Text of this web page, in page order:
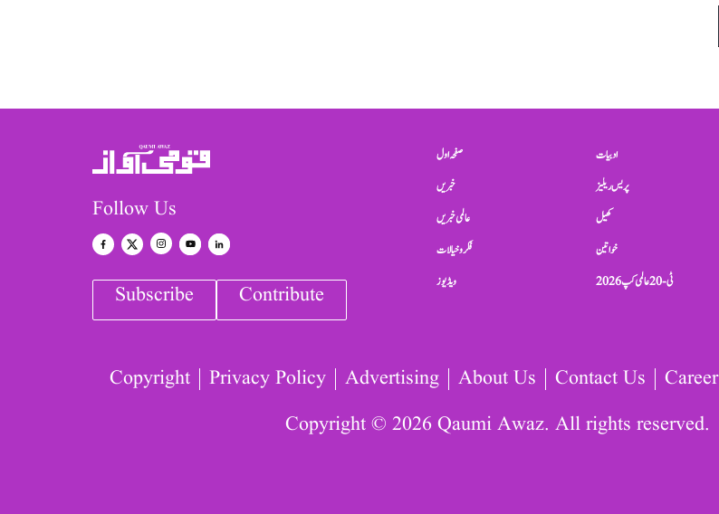
Follow Us
Subscribe Contribute
صفحہ اول
خبریں
عالمی خبریں
فکر و خیالات
ویڈیوز
ادبیات
پریس ریلیز
کھیل
خواتین
ٹی-20 عالمی کپ 2026
Copyright Privacy Policy Advertising About Us Contact Us Career
Copyright © 2026 Qaumi Awaz. All rights reserved.